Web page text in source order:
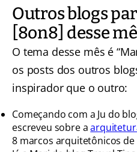
Outros blogs
[8on8] desse
O tema desse mês é
os posts dos outros
inspirador que o outro:
Começando com a Ju do
escreveu sobre a
8 marcos arquitetônicos de